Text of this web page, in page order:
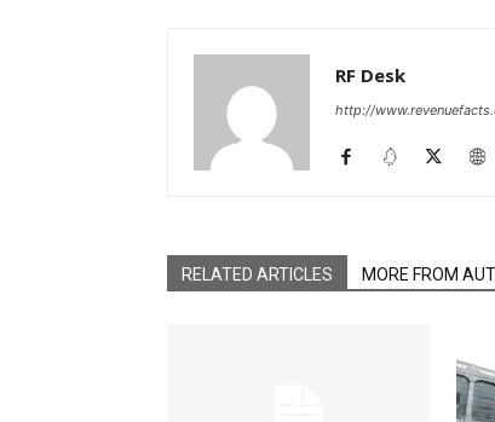
RF Desk
http://
RELATED ARTICLES MORE FROM